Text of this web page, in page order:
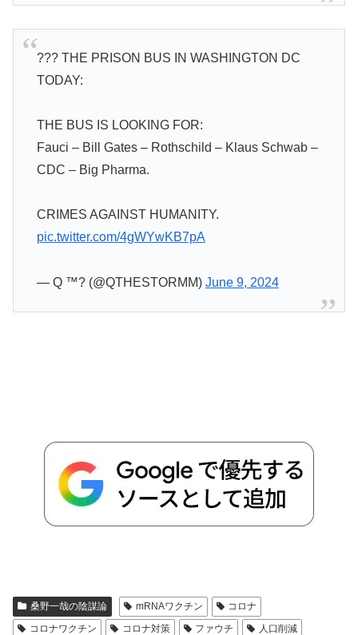
??? THE PRISON BUS IN WASHINGTON DC
TODAY:
THE BUS IS LOOKING FOR:
Fauci – Bill Gates – Rothschild – Klaus Schwab –
CDC – Big Pharma.
CRIMES AGAINST HUMANITY.
pic.twitter.com/4gWYwKB7pA
— Q ™? (@QTHESTORMM) June 9, 2024
桑野一哉の陰謀論 mRNAワクチン
コロナ
コロナワクチン
コロナ対策 ファウチ
人口削減